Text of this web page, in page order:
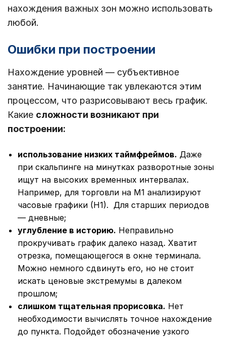
нахождения важных зон можно использовать
любой.
Ошибки при построении
Нахождение уровней ― субъективное
занятие. Начинающие так увлекаются этим
процессом, что разрисовывают весь график.
Какие сложности возникают при
построении:
использование низких таймфреймов. Даже
при скальпинге на минутках разворотные зоны
ищут на высоких временных интервалах.
Например, для торговли на М1 анализируют
часовые графики (Н1). Для старших периодов
― дневные;
углубление в историю. Неправильно
прокручивать график далеко назад. Хватит
отрезка, помещающегося в окне терминала.
Можно немного сдвинуть его, но не стоит
искать ценовые экстремумы в далеком
прошлом;
слишком тщательная прорисовка. Нет
необходимости вычислять точное нахождение
до пункта. Подойдет обозначение узкого